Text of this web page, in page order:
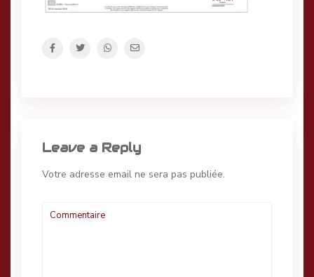
Leave a Reply
Votre adresse email ne sera pas publiée.